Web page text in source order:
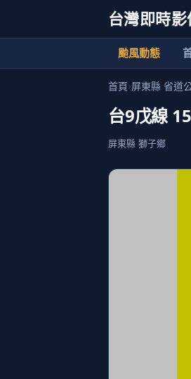
台灣即時
颱風動態
首頁›屏東縣 省道
台9戊線
屏東縣 獅子鄉